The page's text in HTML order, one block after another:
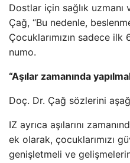
Dostlar için sağlık uzmanı
Çağ, “Bu nedenle,
Çocuklarımızın sadece
numo.
“Aşılar zamanında
Doç. Dr. Çağ sözlerini
IZ ayrıca aşılarını
ek olarak, çocuklarımızı
genişletmeli ve